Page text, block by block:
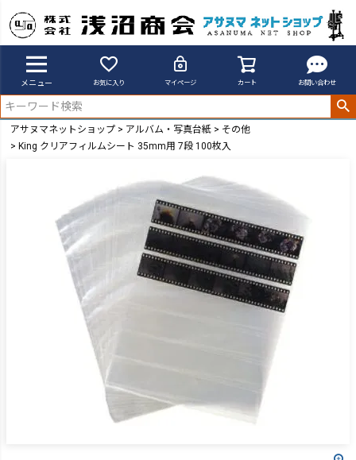
メニュー お気に入り マイページ カート お問い合わせ
アサヌマネットショップ アルバム・写真台紙
その他
King クリアフィルムシート 35mm用 7段 100枚入